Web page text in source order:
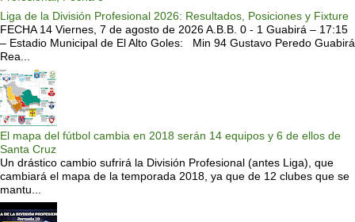
Liga de la División Profesional 2026: Resultados, Posiciones y Fixture
FECHA 14 Viernes, 7 de agosto de 2026 A.B.B. 0 - 1 Guabirá – 17:15
– Estadio Municipal de El Alto Goles: Min 94 Gustavo Peredo Guabirá
Rea...
El mapa del fútbol cambia en 2018 serán 14 equipos y 6 de ellos de
Santa Cruz
Un drástico cambio sufrirá la División Profesional (antes Liga), que
cambiará el mapa de la temporada 2018, ya que de 12 clubes que se
mantu...